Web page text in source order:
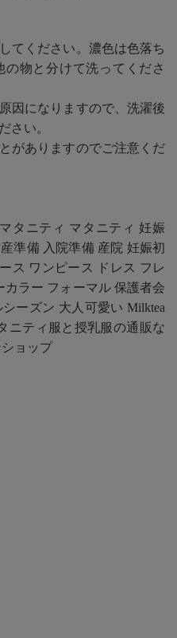
てください。濃色は色落ち
物と分けて洗ってくださ
因になりますので、洗濯後
さい。
がありますのでご注意くだ
タニティ マタニティ 妊娠
準備 入院準備 産院 妊娠初
ス ワンピース ドレス フレ
ラー フォーマル 保護者会
ーズン 大人可愛い Milktea
ニティ服と授乳服の通販な
ョップ